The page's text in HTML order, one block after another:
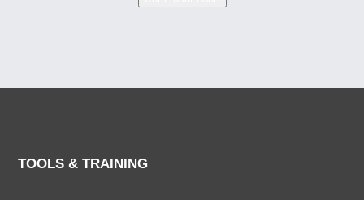
TOOLS & TRAINING